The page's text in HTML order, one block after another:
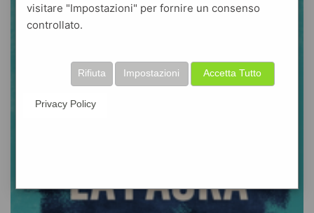
visitare "Impostazioni" per fornire un consenso
controllato.
Accetta Tutto
Impostazioni
Rifiuta
Privacy Policy